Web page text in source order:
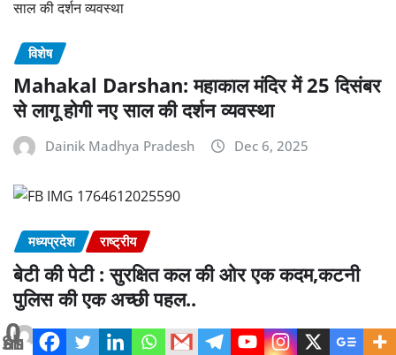
0
Shares
विशेष
Mahakal Darshan: महाकाल मंदिर में 25 दिसंबर
से लागू होगी नए साल की दर्शन व्यवस्था
Dainik Madhya Pradesh Dec 6, 2025
मध्यप्रदेश राष्ट्रीय
बेटी की पेटी : सुरक्षित कल की ओर एक कदम,कटनी
पुलिस की एक अच्छी पहल..
Dainik Madhya Pradesh Dec 1, 2025